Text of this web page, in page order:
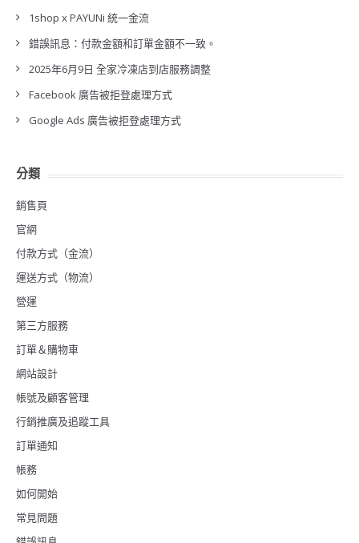
1shop x PAYUNi 統一金流
錯誤訊息：付款金額和訂單金額不一致。
2025年6月9日 全家冷凍店到店服務調整
Facebook 廣告被拒登處理方式
Google Ads 廣告被拒登處理方式
分類
銷售頁
官網
付款方式（金流）
運送方式（物流）
營運
第三方服務
訂單＆購物車
網站設計
帳號及顧客管理
行銷推廣及追蹤工具
訂單通知
帳務
如何開始
常見問題